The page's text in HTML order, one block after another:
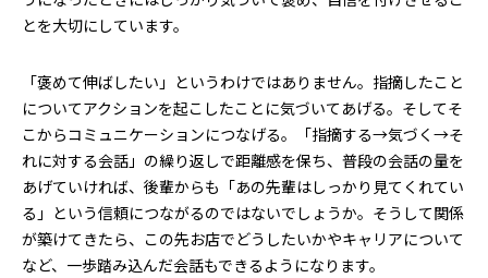
とを大切にしています。
「褒めて伸ばしたい」というわけではありません。指摘したこと
についてアクションを起こしたことに気づいてあげる。そしてそ
こからコミュニケーションにつなげる。「指摘する→気づく→そ
れに対する会話」の繰り返しで距離感を保ち、普段の会話の量を
あげていければ、後輩からも「あの先輩はしっかり見てくれてい
る」という信頼につながるのではないでしょうか。そうして関係
が築けてきたら、この先お店でどうしたいかやキャリアについて
など、一歩踏み込んだ会話もできるようになります。